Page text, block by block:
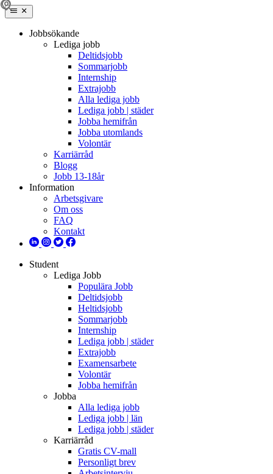
Jobbsökande
Lediga jobb
Deltidsjobb
Sommarjobb
Internship
Extrajobb
Alla lediga jobb
Lediga jobb | städer
Jobba hemifrån
Jobba utomlands
Volontär
Karriärråd
Blogg
Jobb 13-18år
Information
Arbetsgivare
Om oss
FAQ
Kontakt
Student
Lediga Jobb
Populära Jobb
Deltidsjobb
Heltidsjobb
Sommarjobb
Internship
Lediga jobb | städer
Extrajobb
Examensarbete
Volontär
Jobba hemifrån
Jobba
Alla lediga jobb
Lediga jobb | län
Lediga jobb | städer
Karriärråd
Gratis CV-mall
Personligt brev